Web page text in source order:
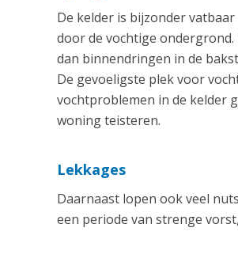
De kelder is bijzonder
door de vochtige
dan binnendringen in de
De gevoeligste plek voor
vochtproblemen in de kelder
woning teisteren.
Lekkages
Daarnaast lopen ook veel
een periode van strenge